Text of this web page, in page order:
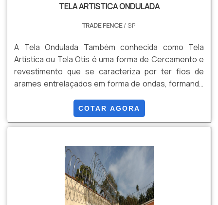
TELA ARTISTICA ONDULADA
TRADE FENCE/ SP
A Tela Ondulada Também conhecida como Tela
Artística ou Tela Otis é uma forma de Cercamento e
revestimento que se caracteriza por ter fios de
arames entrelaçados em forma de ondas, formando
rolos ou em Painéis, conforme sua necessidade,
evitando perda de produto, e qualidade no
pois produzimos este produto por encomenda sob
medida. Vantagens: Estética, Resistência,
Durabilidade, e Versatilidade, Entre outras.
COTAR AGORA